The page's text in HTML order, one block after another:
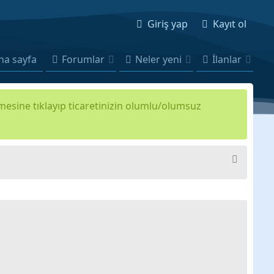
Giriş yap Kayıt ol
sayfa Forumlar Neler yeni İlanlar
tıklayıp ticaretinizin olumlu/olumsuz